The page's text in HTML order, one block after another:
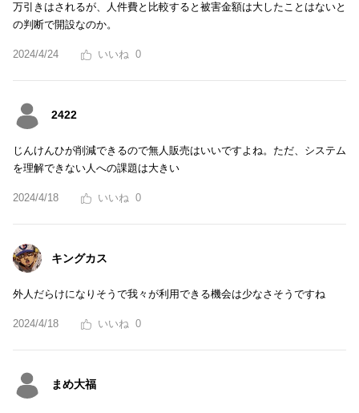
万引きはされるが、人件費と比較すると被害金額は大したことはないと
の判断で開設なのか。
2024/4/24 0
2422
じんけんひが削減できるので無人販売はいいですよね。ただ、システム
を理解できない人への課題は大きい
2024/4/18 0
キングカス
外人だらけになりそうで我々が利用できる機会は少なさそうですね
2024/4/18 0
まめ大福